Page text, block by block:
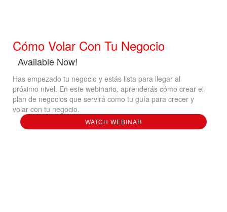
Cómo Volar Con Tu Negocio
Available Now!
Has empezado tu negocio y estás lista para llegar al
próximo nivel. En este webinario, aprenderás cómo crear el
plan de negocios que servirá como tu guía para crecer y
volar con tu negocio.
WATCH WEBINAR